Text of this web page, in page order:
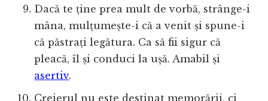
Dacă te ține prea mult de vorbă, strânge-i
mâna, mulțumește-i că a venit și spune-i
că păstrați legătura. Ca să fii sigur că
pleacă, îl și conduci la ușă. Amabil și
asertiv.
Creierul nu este destinat memorării, ci